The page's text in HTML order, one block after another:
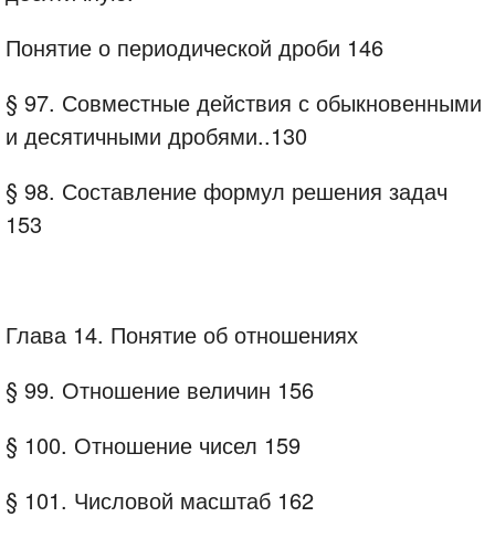
Понятие о периодической дроби 146
§ 97. Совместные действия с обыкновенными
и десятичными дробями..130
§ 98. Составление формул решения задач
153
Глава 14. Понятие об отношениях
§ 99. Отношение величин 156
§ 100. Отношение чисел 159
§ 101. Числовой масштаб 162